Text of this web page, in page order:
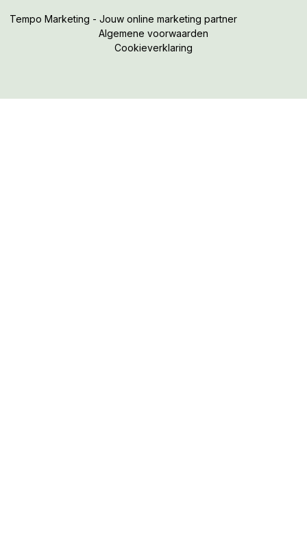
Tempo Marketing - Jouw online marketing partner
Algemene voorwaarden
Cookieverklaring